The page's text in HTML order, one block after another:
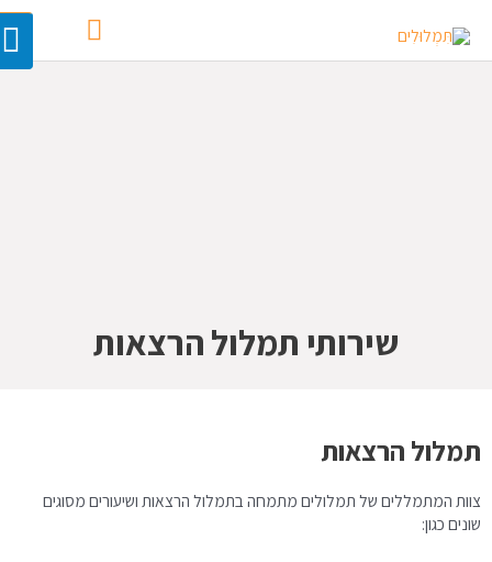
שירותי תמלול הרצאות
תמלול הרצאות
צוות המתמללים של תמלולים מתמחה בתמלול הרצאות ושיעורים מסוגים
שונים כגון: